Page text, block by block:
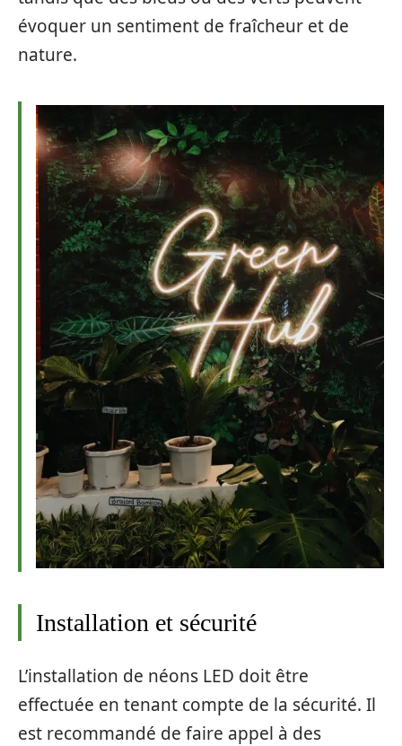
évoquer un sentiment de fraîcheur et de
nature.
Installation et sécurité
L’installation de néons LED doit être
effectuée en tenant compte de la sécurité. Il
est recommandé de faire appel à des